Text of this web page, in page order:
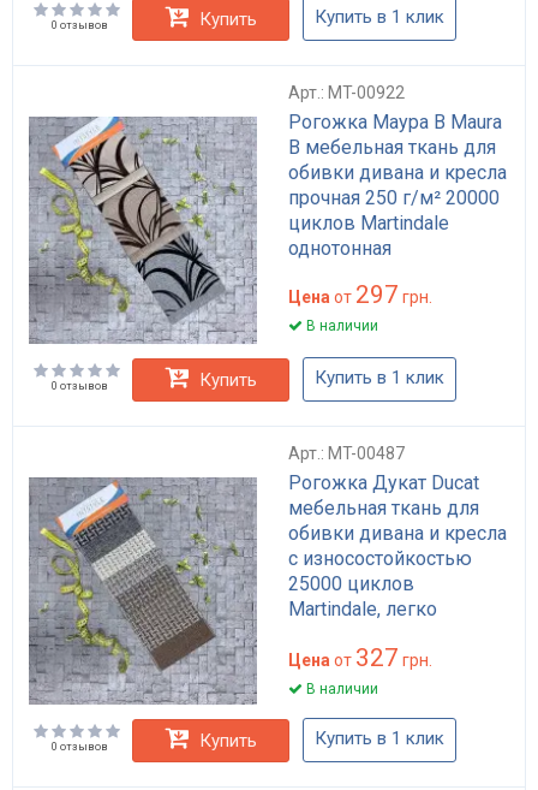
0 отзывов Купить Купить в 1 клик
Арт.: MT-00922
Рогожка Маура В Maura
B мебельная ткань для
обивки дивана и кресла
прочная 250 г/м² 20000
циклов Martindale
однотонная
Цена от 297 грн.
В наличии
0 отзывов Купить Купить в 1 клик
Арт.: MT-00487
Рогожка Дукат Ducat
мебельная ткань для
обивки дивана и кресла
с износостойкостью
25000 циклов
Martindale, легко
г/м²
Цена от 327 грн.
В наличии
0 отзывов Купить Купить в 1 клик